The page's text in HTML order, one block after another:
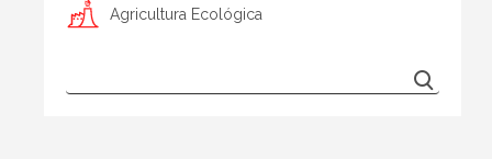
Agricultura Ecológica